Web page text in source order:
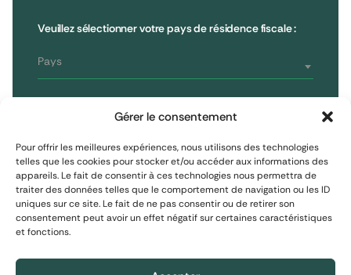
Gérer le consentement
Pour offrir les meilleures expériences, nous utilisons des technologies
telles que les cookies pour stocker et/ou accéder aux informations des
appareils. Le fait de consentir à ces technologies nous permettra de
traiter des données telles que le comportement de navigation ou les ID
uniques sur ce site. Le fait de ne pas consentir ou de retirer son
consentement peut avoir un effet négatif sur certaines caractéristiques
et fonctions.
Veuillez sélectionner votre pays de résidence fiscale :
Pays
Investisseur assimilé professionnel
Investisseur professionnel
75008 Paris, France
T : 01 53 96 52 50
S'inscrire à la newsletter
S'inscrire
Reporting
Mentions Légales
Politique de cookies